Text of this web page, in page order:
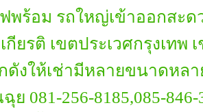
ฟพร้อม รถใหญ่เข้าออกสะ
กียรติ เขตประเวศกรุงเทพ
ดังให้เช่ามีหลายขนาดหล
081-256-8185,085-846-